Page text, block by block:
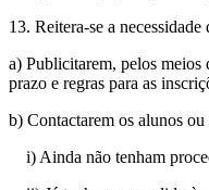
13. Reitera-se a necessidade
a) Publicitarem, pelos meios
prazo e regras para as
b) Contactarem os alunos
i) Ainda não tenham